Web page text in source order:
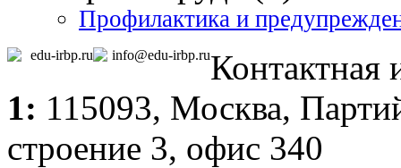
Профилактика и
edu-irbp.ru info@edu-irbp.ruКонтактная
1: 115093, Москва,
строение 3, офис 340